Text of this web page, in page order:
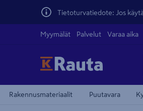
Tietoturvatiedote: Jos
Myymälät Palvelut Varaa aika
Rakennusmateriaalit Puutavara